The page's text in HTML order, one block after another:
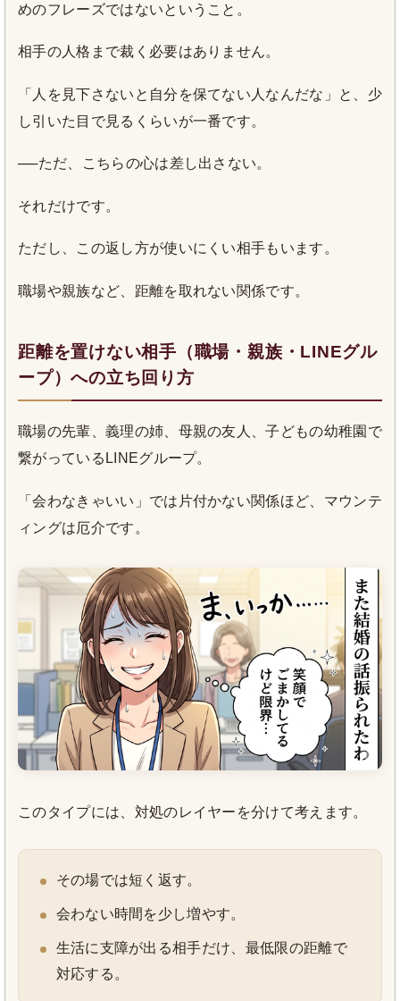
めのフレーズではないということ。
相手の人格まで裁く必要はありません。
「人を見下さないと自分を保てない人なんだな」と、少
し引いた目で見るくらいが一番です。
──ただ、こちらの心は差し出さない。
それだけです。
ただし、この返し方が使いにくい相手もいます。
職場や親族など、距離を取れない関係です。
距離を置けない相手（職場・親族・LINEグル
ープ）への立ち回り方
職場の先輩、義理の姉、母親の友人、子どもの幼稚園で
繋がっているLINEグループ。
「会わなきゃいい」では片付かない関係ほど、マウンテ
ィングは厄介です。
このタイプには、対処のレイヤーを分けて考えます。
その場では短く返す。
会わない時間を少し増やす。
生活に支障が出る相手だけ、最低限の距離で
対応する。